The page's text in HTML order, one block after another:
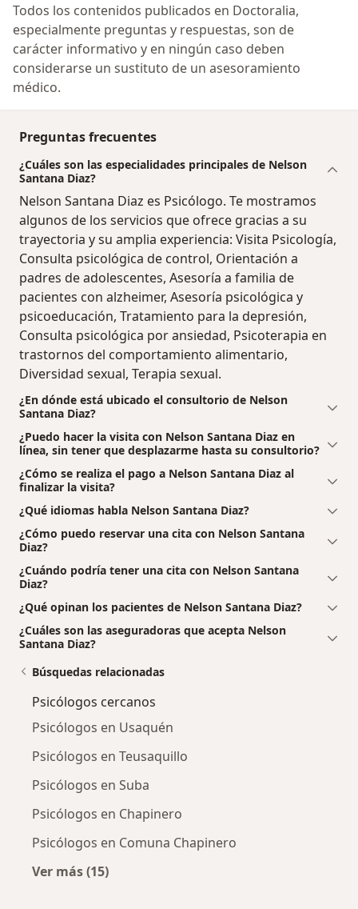
Todos los contenidos publicados en Doctoralia,
especialmente preguntas y respuestas, son de
carácter informativo y en ningún caso deben
considerarse un sustituto de un asesoramiento
médico.
Preguntas frecuentes
¿Cuáles son las especialidades principales de Nelson
Santana Diaz?
Nelson Santana Diaz es Psicólogo. Te mostramos
algunos de los servicios que ofrece gracias a su
trayectoria y su amplia experiencia: Visita Psicología,
Consulta psicológica de control, Orientación a
padres de adolescentes, Asesoría a familia de
pacientes con alzheimer, Asesoría psicológica y
psicoeducación, Tratamiento para la depresión,
Consulta psicológica por ansiedad, Psicoterapia en
trastornos del comportamiento alimentario,
Diversidad sexual, Terapia sexual.
¿En dónde está ubicado el consultorio de Nelson
Santana Diaz?
¿Puedo hacer la visita con Nelson Santana Diaz en
línea, sin tener que desplazarme hasta su consultorio?
¿Cómo se realiza el pago a Nelson Santana Diaz al
finalizar la visita?
¿Qué idiomas habla Nelson Santana Diaz?
¿Cómo puedo reservar una cita con Nelson Santana
Diaz?
¿Cuándo podría tener una cita con Nelson Santana
Diaz?
¿Qué opinan los pacientes de Nelson Santana Diaz?
¿Cuáles son las aseguradoras que acepta Nelson
Santana Diaz?
Búsquedas relacionadas
Psicólogos cercanos
Psicólogos en Usaquén
Psicólogos en Teusaquillo
Psicólogos en Suba
Psicólogos en Chapinero
Psicólogos en Comuna Chapinero
Ver más (15)